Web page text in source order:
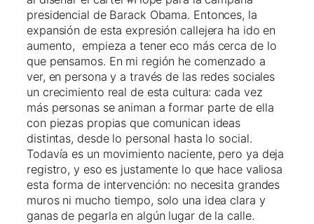
presidencial de Barack Obama. Entonces, la
expansión de esta expresión callejera ha ido en
aumento, empieza a tener eco más cerca de lo
que pensamos. En mi región he comenzado a
ver, en persona y a través de las redes sociales
un crecimiento real de esta cultura: cada vez
más personas se animan a formar parte de ella
con piezas propias que comunican ideas
distintas, desde lo personal hasta lo social.
Todavía es un movimiento naciente, pero ya deja
registro, y eso es justamente lo que hace valiosa
esta forma de intervención: no necesita grandes
muros ni mucho tiempo, solo una idea clara y
ganas de pegarla en algún lugar de la calle.